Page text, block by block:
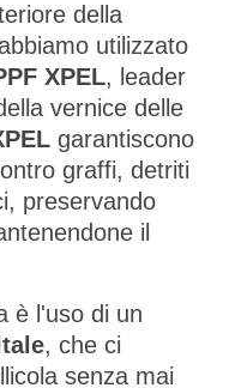
della
utilizzato
XPEL, leader
vernice delle
garantiscono
graffi, detriti
preservando
il
è l'uso di un
, che ci
senza mai